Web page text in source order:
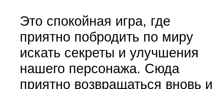
Это спокойная игра, где
приятно побродить по миру
искать секреты и улучшения
нашего персонажа. Сюда
приятно возвращаться вновь и